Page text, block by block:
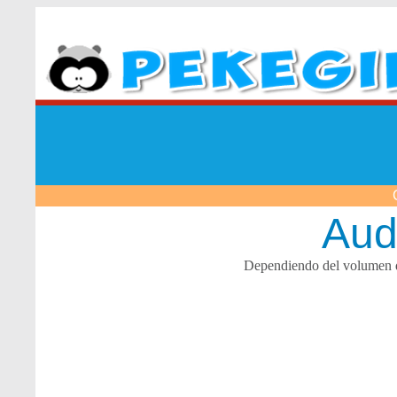
Dependiendo del volumen